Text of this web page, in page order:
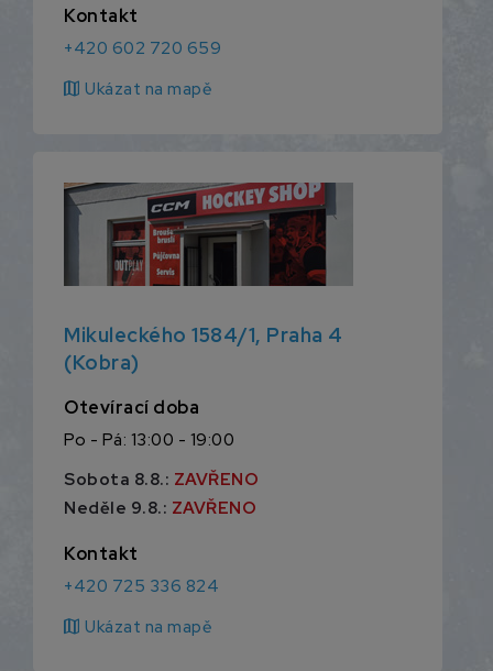
Kontakt
+420 602 720 659
map Ukázat na mapě
Mikuleckého 1584/1, Praha 4
(Kobra)
Otevírací doba
Po - Pá: 13:00 - 19:00
Sobota 8.8.: ZAVŘENO
Neděle 9.8.: ZAVŘENO
Kontakt
+420 725 336 824
map Ukázat na mapě